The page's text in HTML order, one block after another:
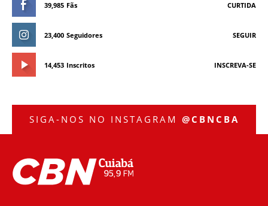
39,985 Fãs CURTIDA
23,400 Seguidores SEGUIR
14,453 Inscritos INSCREVA-SE
SIGA-NOS NO INSTAGRAM @CBNCBA